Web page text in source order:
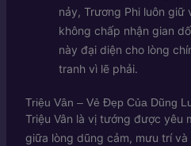
nảy, Trương Phi luôn
không chấp nhận gian
này đại diện cho lòng
tranh vì lẽ phải.
Triệu Vân – Vẻ Đẹp Của Dũng
Triệu Vân là vị tướng được yêu
giữa lòng dũng cảm, mưu trí